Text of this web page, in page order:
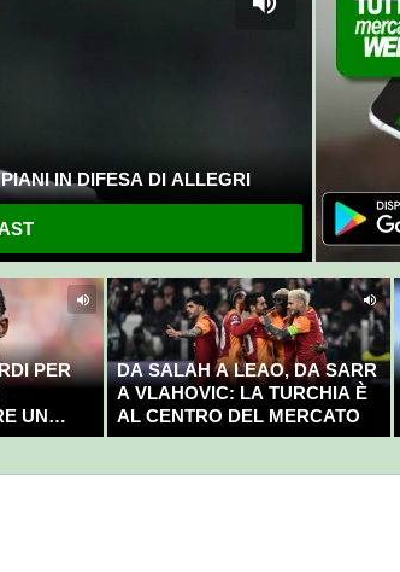
IN DIFESA DI ALLEGRI
PER
UN
DA SALAH A LEAO, DA SARR
A VLAHOVIC: LA TURCHIA È
AL CENTRO DEL MERCATO